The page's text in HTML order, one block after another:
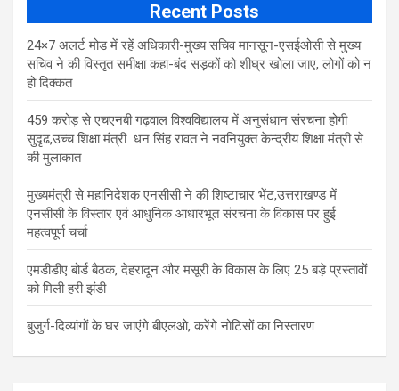
Recent Posts
24×7 अलर्ट मोड में रहें अधिकारी-मुख्य सचिव मानसून-एसईओसी से मुख्य
सचिव ने की विस्तृत समीक्षा कहा-बंद सड़कों को शीघ्र खोला जाए, लोगों को न
हो दिक्कत
459 करोड़ से एचएनबी गढ़वाल विश्वविद्यालय में अनुसंधान संरचना होगी
सुदृढ,उच्च शिक्षा मंत्री धन सिंह रावत ने नवनियुक्त केन्द्रीय शिक्षा मंत्री से
की मुलाकात
मुख्यमंत्री से महानिदेशक एनसीसी ने की शिष्टाचार भेंट,उत्तराखण्ड में
एनसीसी के विस्तार एवं आधुनिक आधारभूत संरचना के विकास पर हुई
महत्वपूर्ण चर्चा
एमडीडीए बोर्ड बैठक, देहरादून और मसूरी के विकास के लिए 25 बड़े प्रस्तावों
को मिली हरी झंडी
बुजुर्ग-दिव्यांगों के घर जाएंगे बीएलओ, करेंगे नोटिसों का निस्तारण